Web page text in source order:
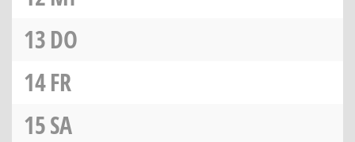
13DO
14FR
15SA